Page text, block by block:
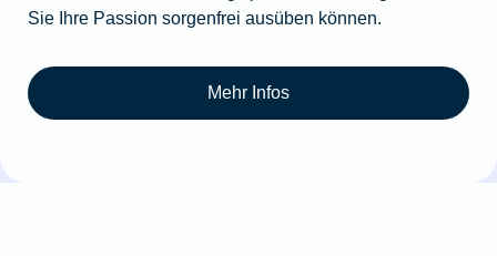
Sie Ihre Passion sorgenfrei ausüben können.
Mehr Infos